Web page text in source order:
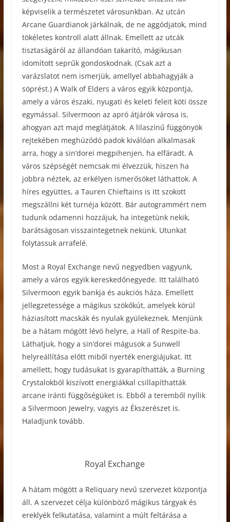
képviselik a természetet városunkban. Az utcán
Arcane Guardianok járkálnak, de ne aggódjatok, mind
tökéletes kontroll alatt állnak. Emellett az utcák
tisztaságáról az állandóan takarító, mágikusan
idomított seprűk gondoskodnak. (Csak azt a
varázslatot nem ismerjük, amellyel abbahagyják a
söprést.) A Walk of Elders a város egyik központja,
amely a város északi, nyugati és keleti feleit köti össze
egymással. Silvermoon az apró átjárók városa is,
ahogyan azt majd meglátjátok. A lilaszínű függönyök
rejtekében meghúzódó padok kiválóan alkalmasak
arra, hogy a sin’dorei megpihenjen, ha elfáradt. A
város szépségét nemcsak mi élvezzük, hiszen ha
jobbra néztek, az erkélyen ismerősöket láthattok. A
híres együttes, a Tauren Chieftains is itt szokott
megszállni két turnéja között. Bár autogrammért nem
tudunk odamenni hozzájuk, ha integetünk nekik,
barátságosan visszaintegetnek nekünk. Utunkat
folytassuk arrafelé.
Most a Royal Exchange nevű negyedben vagyunk,
amely a város egyik kereskedőnegyede. Itt található
Silvermoon egyik bankja és aukciós háza. Emellett
jellegzetessége a mágikus szökőkút, amelyek körül
háziasított macskák és nyulak gyülekeznek. Menjünk
be a hátam mögött lévö helyre, a Hall of Respite-ba.
Láthatjuk, hogy a sin’dorei mágusok a Sunwell
helyreállítása előtt miből nyerték energiájukat. Itt
amellett, hogy tudásukat is gyarapíthatták, a Burning
Crystalokból kiszívott energiákkal csillapíthatták
arcane iránti függőségüket is. Ebből a teremből nyílik
a Silvermoon Jewelry, vagyis az Ékszerészet is.
Haladjunk tovább.
Royal Exchange
A hátam mögött a Reliquary nevű szervezet központja
áll. A szervezet célja különböző mágikus tárgyak és
ereklyék felkutatása, valamint a múlt feltárása a